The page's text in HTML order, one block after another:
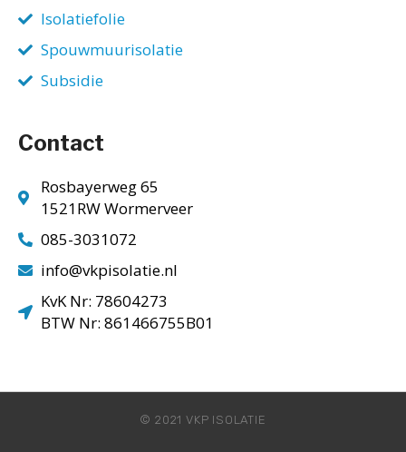
Isolatiefolie
Spouwmuurisolatie
Subsidie
Contact
Rosbayerweg 65
1521RW Wormerveer
085-3031072
info@vkpisolatie.nl
KvK Nr: 78604273
BTW Nr: 861466755B01
© 2021 VKP ISOLATIE